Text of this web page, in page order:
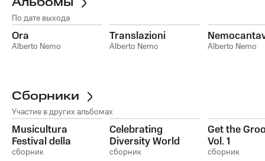
По дате выхода
Ora
Alberto Nemo
Translazioni
Alberto Nemo Alberto Nemo
Сборники
Участие в других альбомах
Musicultura
Festival della
canzone popolare e
сборник
Celebrating
Diversity World
Music
сборник
Get the
Vol. 1
сборник